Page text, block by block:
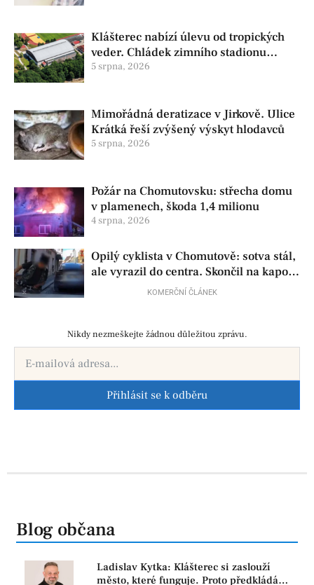
Klášterec nabízí úlevu od tropických
veder. Chládek zimního stadionu
pomůže seniorům i nemocným
5 srpna, 2026
Mimořádná deratizace v Jirkově. Ulice
Krátká řeší zvýšený výskyt hlodavců
5 srpna, 2026
Požár na Chomutovsku: střecha domu
v plamenech, škoda 1,4 milionu
4 srpna, 2026
Opilý cyklista v Chomutově: sotva stál,
ale vyrazil do centra. Skončil na kapotě
KOMERČNÍ ČLÁNEK
Nikdy nezmeškejte žádnou důležitou zprávu.
Přihlásit se k odběru
Blog občana
Ladislav Kytka: Klášterec si zaslouží
město, které funguje. Proto předkládáme